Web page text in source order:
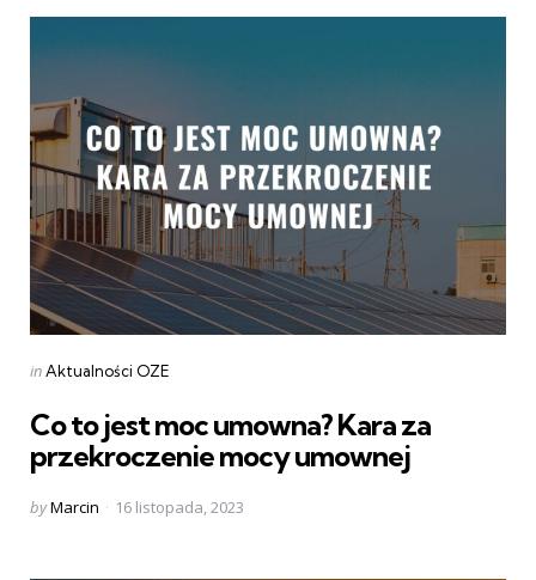
Categories
Posted
inAktualności OZE
Co to jest moc umowna? Kara za
przekroczenie mocy umownej
Posted
byMarcin 16 listopada, 2023